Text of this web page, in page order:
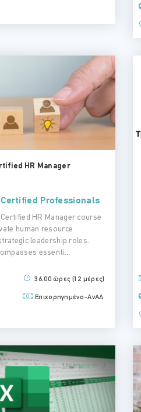
HR Manager
Certified Professionals
HR Manager course
human resource
leadership roles.
essenti...
36.00 ώρες (12 μέρες)
Επιχορηγημένο-ΑνΑΔ